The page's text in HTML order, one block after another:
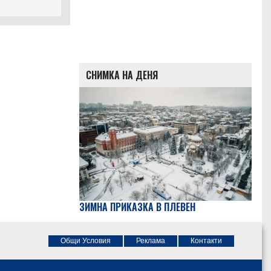
СНИМКА НА ДЕНЯ
ЗИМНА ПРИКАЗКА В ПЛЕВЕН
Общи Условия Реклама Контакти